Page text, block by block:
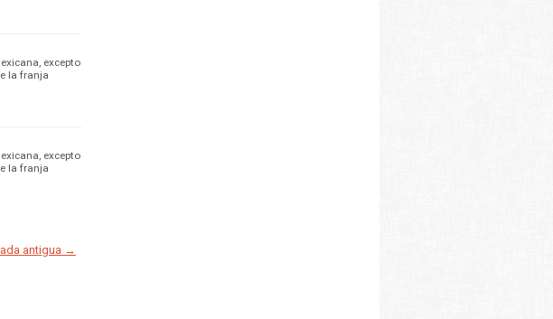
excepto
la franja
excepto
la franja
antigua →